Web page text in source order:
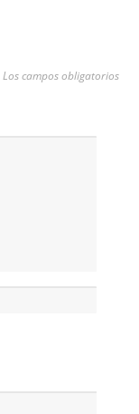
Los campos obligatorios